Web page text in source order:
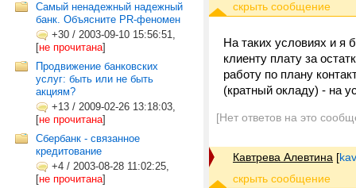
Самый ненадежный надежный
банк. Объясните PR-феномен
+30 / 2003-09-10 15:56:51,
[не прочитана]
Продвижение банковских
услуг: быть или не быть
акциям?
+13 / 2009-02-26 13:18:03,
[не прочитана]
Сбербанк - связанное
кредитование
+4 / 2003-08-28 11:02:25,
[не прочитана]
На таких условиях и я
клиенту плату за
работу по плану
(кратный окладу) - на
[Нет ответов на это
Кавтрева Алевтина [